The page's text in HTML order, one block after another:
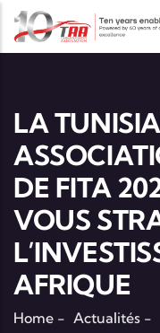
Aller au contenu
LA
DE FITA
VOUS
AFRIQUE
Home - Actualités -